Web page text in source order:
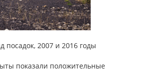
посадок, 2007 и 2016 годы
показали положительные